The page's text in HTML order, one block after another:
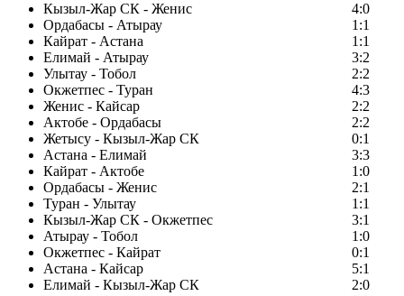
Кызыл-Жар СК - Женис
4:0
Ордабасы - Атырау
1:1
Кайрат - Астана
1:1
Елимай - Атырау
3:2
Улытау - Тобол
2:2
Окжетпес - Туран
4:3
Женис - Кайсар
2:2
Актобе - Ордабасы
2:2
Жетысу - Кызыл-Жар СК
0:1
Астана - Елимай
3:3
Кайрат - Актобе
1:0
Ордабасы - Женис
2:1
Туран - Улытау
1:1
Кызыл-Жар СК - Окжетпес
3:1
Атырау - Тобол
1:0
Окжетпес - Кайрат
0:1
Астана - Кайсар
5:1
Елимай - Кызыл-Жар СК
2:0